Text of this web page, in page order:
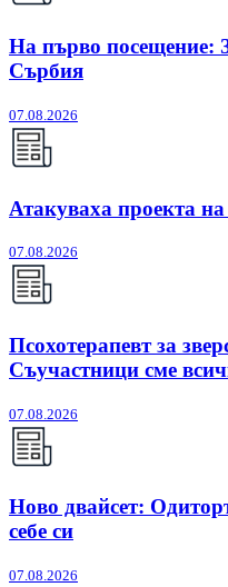
На първо посещение:
Сърбия
07.08.2026
Атакуваха проекта
07.08.2026
Псохотерапевт за
Съучастници сме
07.08.2026
Ново двайсет:
себе си
07.08.2026